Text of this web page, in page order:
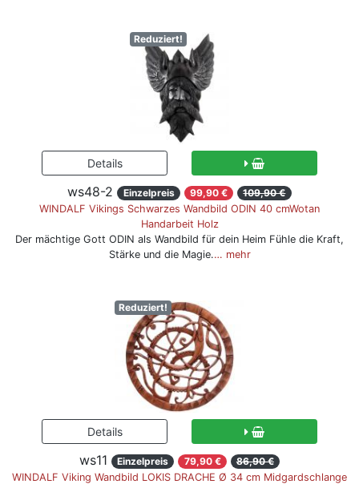
Reduziert!
ws48-2 Einzelpreis 99,90 €
109,90 €
WINDALF Vikings Schwarzes Wandbild ODIN 40 cmWotan
Handarbeit Holz
Der mächtige Gott ODIN als Wandbild für dein Heim Fühle die Kraft,
Stärke und die Magie.… mehr
Reduziert!
ws11 Einzelpreis 79,90 €
86,90 €
WINDALF Viking Wandbild LOKIS DRACHE Ø 34 cm Midgardschlange